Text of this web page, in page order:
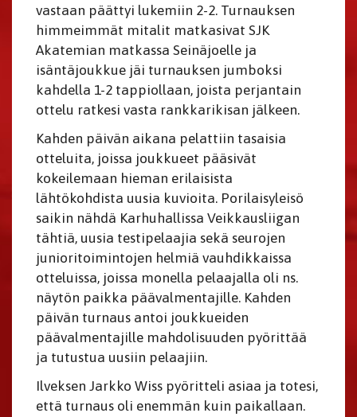
vastaan päättyi lukemiin 2-2. Turnauksen
himmeimmät mitalit matkasivat SJK
Akatemian matkassa Seinäjoelle ja
isäntäjoukkue jäi turnauksen jumboksi
kahdella 1-2 tappiollaan, joista perjantain
ottelu ratkesi vasta rankkarikisan jälkeen.
Kahden päivän aikana pelattiin tasaisia
otteluita, joissa joukkueet pääsivät
kokeilemaan hieman erilaisista
lähtökohdista uusia kuvioita. Porilaisyleisö
saikin nähdä Karhuhallissa Veikkausliigan
tähtiä, uusia testipelaajia sekä seurojen
junioritoimintojen helmiä vauhdikkaissa
otteluissa, joissa monella pelaajalla oli ns.
näytön paikka päävalmentajille. Kahden
päivän turnaus antoi joukkueiden
päävalmentajille mahdolisuuden pyörittää
ja tutustua uusiin pelaajiin.
Ilveksen Jarkko Wiss pyöritteli asiaa ja totesi,
että turnaus oli enemmän kuin paikallaan.